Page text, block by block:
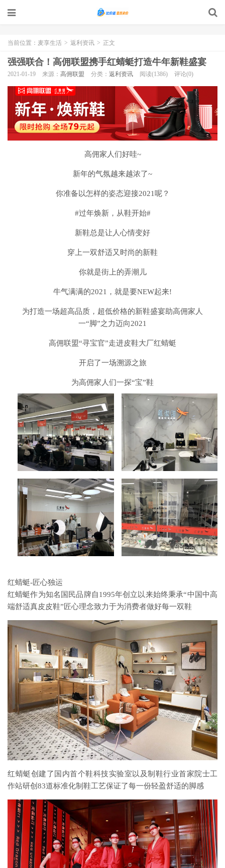
当前位置： 麦享生活 > 返利资讯 > 正文
强强联合！高佣联盟携手红蜻蜓打造牛年新鞋盛宴
2021-01-19 来源： 高佣联盟 分类： 返利资讯 阅读(1386) 评论(0)
高佣家人们好哇~
新年的气氛越来越浓了~
你准备以怎样的姿态迎接2021呢？
#过年焕新，从鞋开始#
新鞋总是让人心情变好
穿上一双舒适又时尚的新鞋
你就是街上的弄潮儿
牛气满满的2021，就是要NEW起来!
为打造一场超高品质，超低价格的新鞋盛宴助高佣家人
一“脚”之力迈向2021
高佣联盟“寻宝官”走进皮鞋大厂红蜻蜓
开启了一场溯源之旅
为高佣家人们一探“宝”鞋
红蜻蜓-匠心独运
红蜻蜓作为知名国民品牌自1995年创立以来始终秉承“中国中高
端舒适真皮皮鞋”匠心理念致力于为消费者做好每一双鞋
红蜻蜓创建了国内首个鞋科技实验室以及制鞋行业首家院士工
作站研创83道标准化制鞋工艺保证了每一份轻盈舒适的脚感